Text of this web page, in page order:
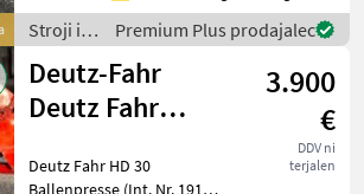
500/45x22, 5, mit
Ballenrollb
Stroji in
oprema
za žetev
in
spravilo
Fahr
Premium Plus prodajalec
Deutz-Fahr
Deutz Fahr
30, 1,55m
3.900
€
DDV ni
terjalen
Deutz Fahr HD 30
Ballenpresse (Int. Nr. 19156)